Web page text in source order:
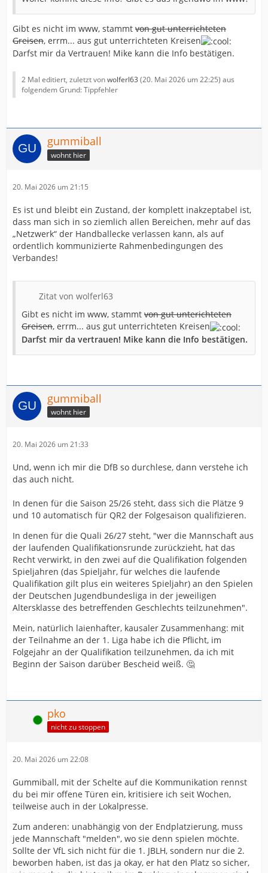
Gibt es nicht im www, stammt von gut unterrichteten
Greisen, errm... aus gut unterrichteten Kreisen
Darfst mir da Vertrauen! Mike kann die Info bestätigen.
2 Mal editiert, zuletzt vonwolferl63 (20. Mai 2026 um 22:25) aus
folgendem Grund: Tippfehler
gummiball
wohnt hier
20. Mai 2026 um 21:15
Es ist und bleibt ein Zustand, der komplett inakzeptabel ist,
dass man sich in so ziemlich allen Bereichen, mehr auf das
„Netzwerk“ der Handballecke verlassen kann, als auf
ordentlich kommunizierte Rahmenbedingungen des
Verbandes!
Zitat von wolferl63
Gibt es nicht im www, stammt von gut unterichteten
Greisen, errm... aus gut unterrichteten Kreisen
Darfst mir da vertrauen! Mike kann die Info bestätigen.
gummiball
wohnt hier
20. Mai 2026 um 21:33
Und, wenn ich mir die DfB so durchlese, dann verstehe ich
das auch nicht.
In denen für die Saison 25/26 steht, dass sich die Plätze 9
und 10 automatisch für QR2 der Folgesaison qualifizieren.
In denen für die Quali 26/27 steht, "wer die Mannschaft aus
der laufenden Qualifikationsrunde zurückzieht, hat das
Recht verwirkt, in den zwei auf die Qualifikation folgenden
Spieljahren (das Spieljahr, für welches die laufende
Qualifikation gilt plus ein weiteres Spieljahr) an den Spielen
der Deutschen Jugendbundesliga in der jeweiligen
Altersklasse des betreffenden Geschlechts teilzunehmen".
Mein, natürlich laienhafter, kausaler Zusammenhang: mit
der Teilnahme an der 1. Liga habe ich die Pflicht, im
Folgejahr an der Qualifikation teilzunehmen, da ich mit
Beginn der Saison darüber Bescheid weiß. 🤔
Online pko
nicht zu stoppen
20. Mai 2026 um 22:08
Gummiball, mit der Schelte auf die Kommunikation rennst
du bei mir offene Türen ein, kritisiere ich seit Wochen,
teilweise auch in der Lokalpresse.
Zum anderen: unabhängig von der Endplatzierung, muss
jede Mannschaft "melden", wo sie denn spielen möchte.
Sollte der VfL sich nicht für die 1. JBLH, sondern nur die 2.
beworben haben, ist das ja okay, er hat den Platz so sicher,